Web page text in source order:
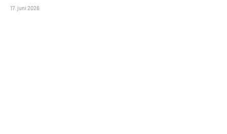
17. juni 2026